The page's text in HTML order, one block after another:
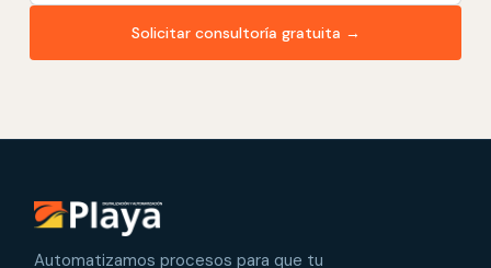
Solicitar consultoría gratuita →
Automatizamos procesos para que tu